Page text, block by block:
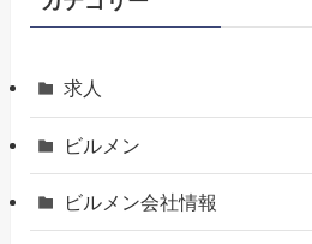
求人
ビルメン
ビルメン会社情報